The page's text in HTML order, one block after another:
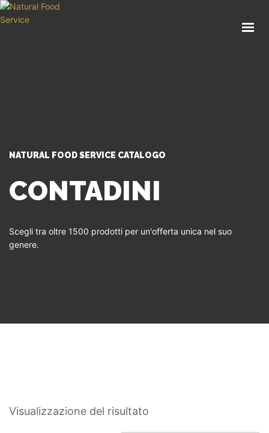
NATURAL FOOD SERVICE CATALOGO
CONTADINI
Scegli tra oltre 1500 prodotti per un'offerta unica nel suo
genere.
Visualizzazione del risultato